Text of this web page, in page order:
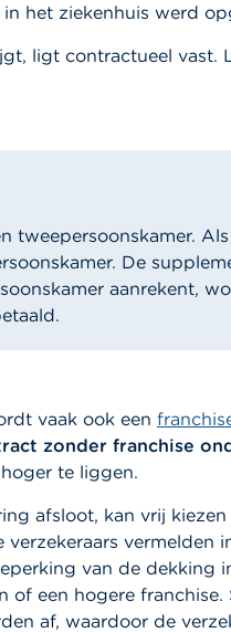
het ziekenhuis werd
ligt contractueel vast.
tweepersoonskamer.
De
aanrekent,
vaak ook een
zonder franchise
te liggen.
afsloot, kan vrij
vermelden
van de dekking
een hogere franchise.
af, waardoor de